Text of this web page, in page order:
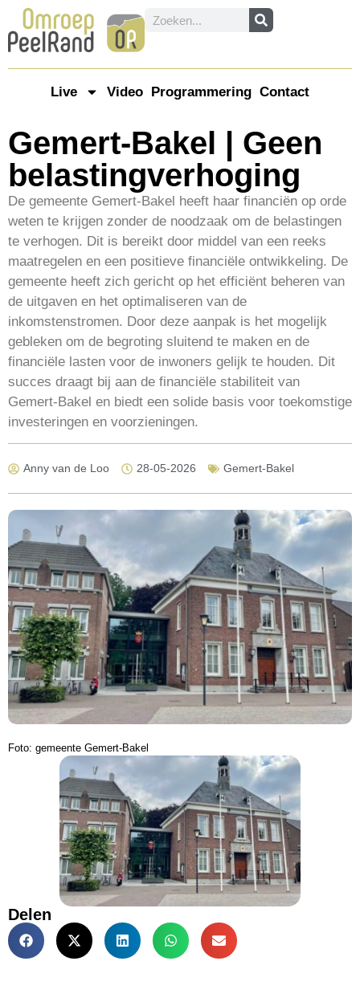
Live Video Programmering Contact
Gemert-Bakel | Geen
belastingverhoging
De gemeente Gemert-Bakel heeft haar financiën op orde
weten te krijgen zonder de noodzaak om de belastingen
te verhogen. Dit is bereikt door middel van een reeks
maatregelen en een positieve financiële ontwikkeling. De
gemeente heeft zich gericht op het efficiënt beheren van
de uitgaven en het optimaliseren van de
inkomstenstromen. Door deze aanpak is het mogelijk
gebleken om de begroting sluitend te maken en de
financiële lasten voor de inwoners gelijk te houden. Dit
succes draagt bij aan de financiële stabiliteit van
Gemert-Bakel en biedt een solide basis voor toekomstige
investeringen en voorzieningen.
Anny van de Loo 28-05-2026 Gemert-Bakel
Foto: gemeente Gemert-Bakel
Delen